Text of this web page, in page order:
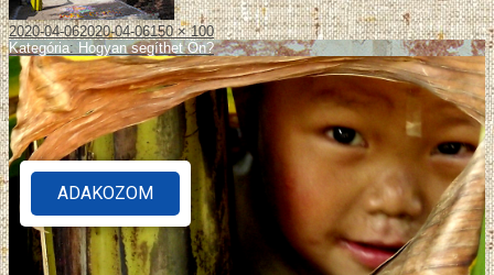
2020-04-062020-04-06150 × 100
Kategória:Hogyan segíthet Ön?
ADAKOZOM